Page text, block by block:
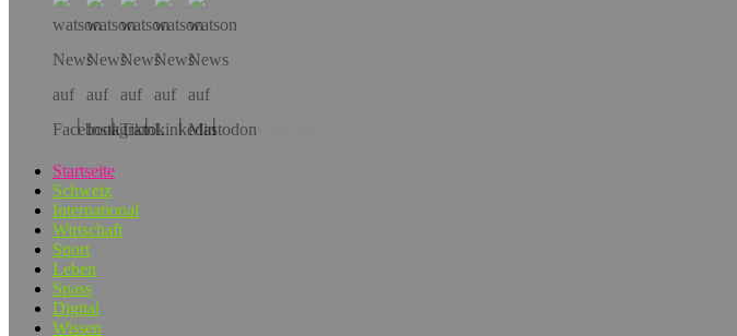
Hol dir die App!
Startseite
Schweiz
International
Wirtschaft
Sport
Leben
Spass
Digital
Wissen